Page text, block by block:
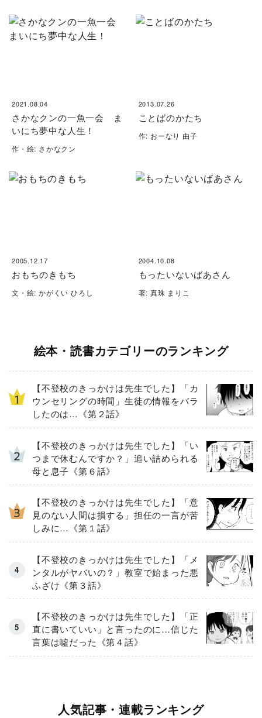
2021.08.04
さかなクンの一魚一会 ま
いにち夢中な人生！
作・絵: さかなクン
2013.07.26
ことばのかたち
作: おーなり 由子
2005.12.17
おもちのきもち
文・絵: かがくい ひろし
2004.10.08
もったいないばあさん
著: 真珠 まりこ
絵本・読書カテゴリーのランキング
【不登校のきっかけは先生でした】「カ
ウンセリングの時間」生徒の情報をバラ
したのは…《第２話》
【不登校のきっかけは先生でした】「い
つまで休むんですか？」追い詰められる
母と息子《第６話》
【不登校のきっかけは先生でした】「意
見のない人間は損する」担任の一言が苦
しみに…《第１話》
【不登校のきっかけは先生でした】「メ
ンタルがヤバいの？」教室で始まった悪
ふざけ《第３話》
【不登校のきっかけは先生でした】「正
直に書いていい」と言ったのに…信じた
言葉は噓だった《第４話》
人気記事・連載ランキング